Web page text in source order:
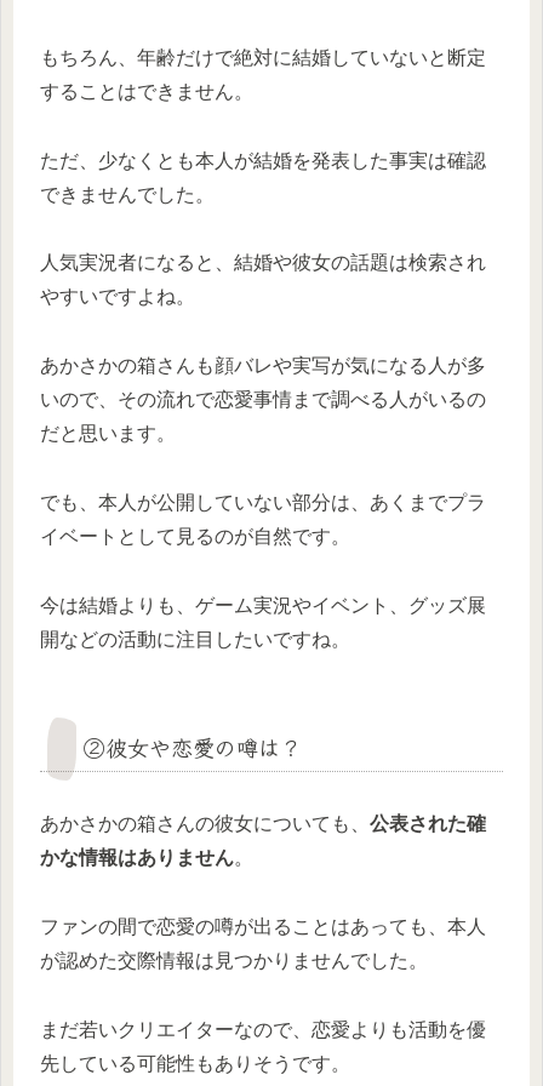
もちろん、年齢だけで絶対に結婚していないと断定
することはできません。
ただ、少なくとも本人が結婚を発表した事実は確認
できませんでした。
人気実況者になると、結婚や彼女の話題は検索され
やすいですよね。
あかさかの箱さんも顔バレや実写が気になる人が多
いので、その流れで恋愛事情まで調べる人がいるの
だと思います。
でも、本人が公開していない部分は、あくまでプラ
イベートとして見るのが自然です。
今は結婚よりも、ゲーム実況やイベント、グッズ展
開などの活動に注目したいですね。
②彼女や恋愛の噂は？
あかさかの箱さんの彼女についても、 公表された確
かな情報はありません。
ファンの間で恋愛の噂が出ることはあっても、本人
が認めた交際情報は見つかりませんでした。
まだ若いクリエイターなので、恋愛よりも活動を優
先している可能性もありそうです。